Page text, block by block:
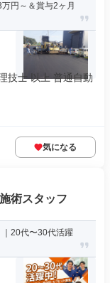
円～＆賞与2ヶ月
技士 以上 普通自動
気になる
術スタッフ
｜20代〜30代活躍